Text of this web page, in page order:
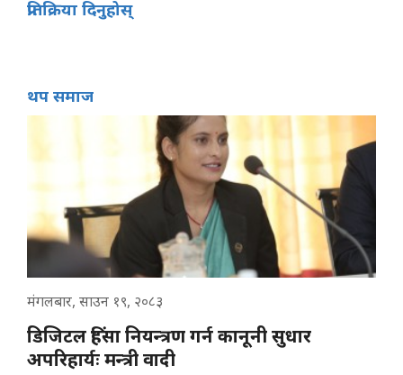
प्रतिक्रिया दिनुहोस्
थप समाज
मंगलबार, साउन १९, २०८३
डिजिटल हिंसा नियन्त्रण गर्न कानूनी सुधार
अपरिहार्यः मन्त्री वादी